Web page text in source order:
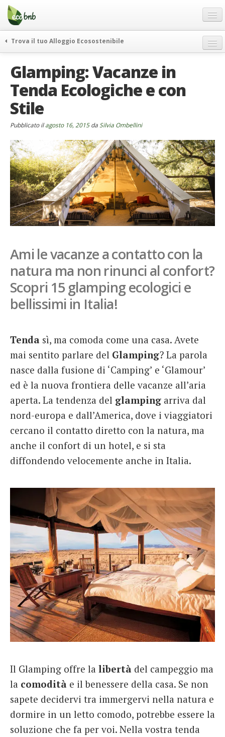
Menu
Salta
contenuto
Offerte Speciali
Regali
FAQ
Chi Siamo
Partner
Contatti
Italiano
German
English
Spanish
Italiano
Trova il tuo Alloggio Ecosostenibile
itinerari
curiosità
vivere e viaggiare verde
rassegna stampa
Glamping: Vacanze in
Tenda Ecologiche e con
Stile
Pubblicato ilagosto 16, 2015da Silvia Ombellini
Ami le vacanze a contatto con la
natura ma non rinunci al confort?
Scopri 15 glamping ecologici e
bellissimi in Italia!
Tenda sì, ma comoda come una casa. Avete
mai sentito parlare del Glamping? La parola
nasce dalla fusione di ‘Camping’ e ‘Glamour’
ed è la nuova frontiera delle vacanze all’aria
aperta. La tendenza del glamping arriva dal
nord-europa e dall’America, dove i viaggiatori
cercano il contatto diretto con la natura, ma
anche il confort di un hotel, e si sta
diffondendo velocemente anche in Italia.
Il Glamping offre la libertà del campeggio ma
la comodità e il benessere della casa. Se non
sapete decidervi tra immergervi nella natura e
dormire in un letto comodo, potrebbe essere la
soluzione che fa per voi. Nella vostra tenda